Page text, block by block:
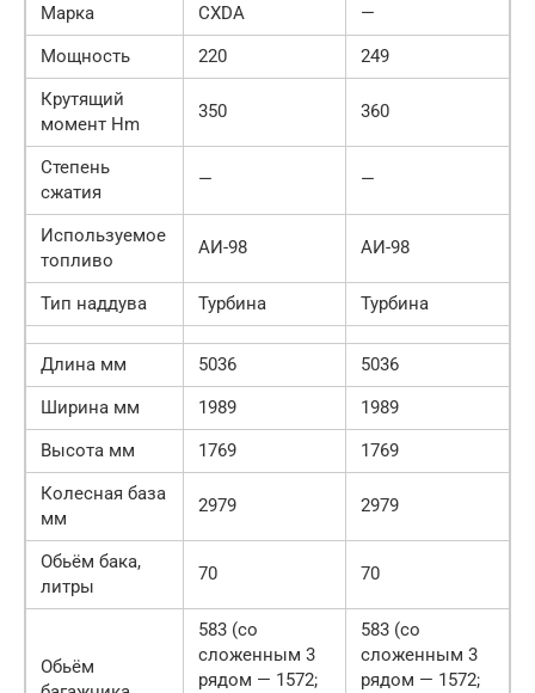
Марка
CXDA
—
Мощность
220
249
Крутящий
момент Hm
350 360
Степень
сжатия
— —
Используемое
топливо
АИ-98 АИ-98
Тип наддува Турбина Турбина
Длина мм 5036
5036
Ширина мм
1989
1989
Высота мм
1769
1769
Колесная база
мм
2979 2979
Обьём бака,
литры
70 70
Обьём
583 (со
сложенным 3
рядом — 1572;
583 (со
сложенным 3
рядом — 1572;